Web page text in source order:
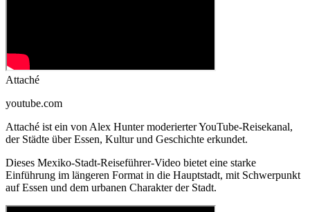
Attaché
youtube.com
Attaché ist ein von Alex Hunter moderierter YouTube-Reisekanal,
der Städte über Essen, Kultur und Geschichte erkundet.
Dieses Mexiko-Stadt-Reiseführer-Video bietet eine starke
Einführung im längeren Format in die Hauptstadt, mit Schwerpunkt
auf Essen und dem urbanen Charakter der Stadt.